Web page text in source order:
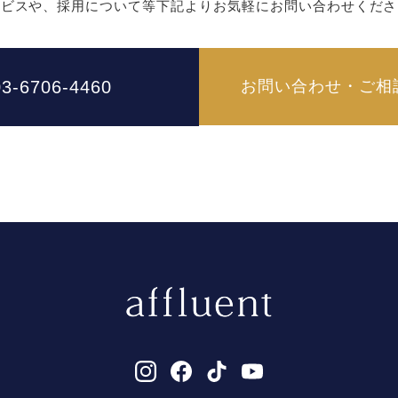
スや、採用について等下記よりお気軽にお問い合わせくだ
6706-4460 お問い合わせ・ご相